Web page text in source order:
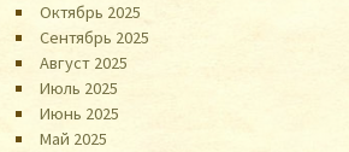
Октябрь 2025
Сентябрь 2025
Август 2025
Июль 2025
Июнь 2025
Май 2025